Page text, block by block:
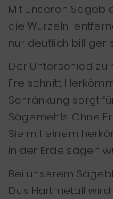
Mit unseren
die Wurzeln
nur deutlich billiger
Der Unterschied
Freischnitt.
Schränkung sorgt
Sägemehls. Ohne
Sie mit einem
in der Erde sägen
Bei unserem
Das Hartmetall